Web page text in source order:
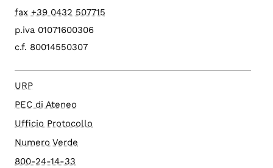
fax +39 0432 507715
p.iva 01071600306
c.f. 80014550307
URP
PEC di Ateneo
Ufficio Protocollo
Numero Verde
800-24-14-33